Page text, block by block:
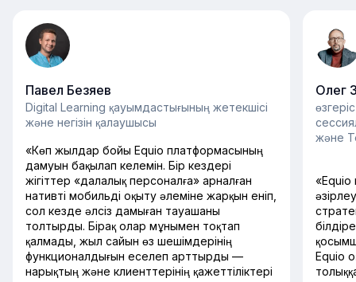
Павел Безяев
Digital Learning қауымдастығының жетекшісі
және негізін қалаушысы
«Көп жылдар бойы Equio платформасының
дамуын бақылап келемін. Бір кездері
жігіттер «далалық персоналға» арналған
нативті мобильді оқыту әлеміне жарқын еніп,
сол кезде әлсіз дамыған тауашаны
толтырды. Бірақ олар мұнымен тоқтап
қалмады, жыл сайын өз шешімдерінің
функционалдығын еселеп арттырды —
нарықтың және клиенттерінің қажеттіліктері
Олег
және
Equio